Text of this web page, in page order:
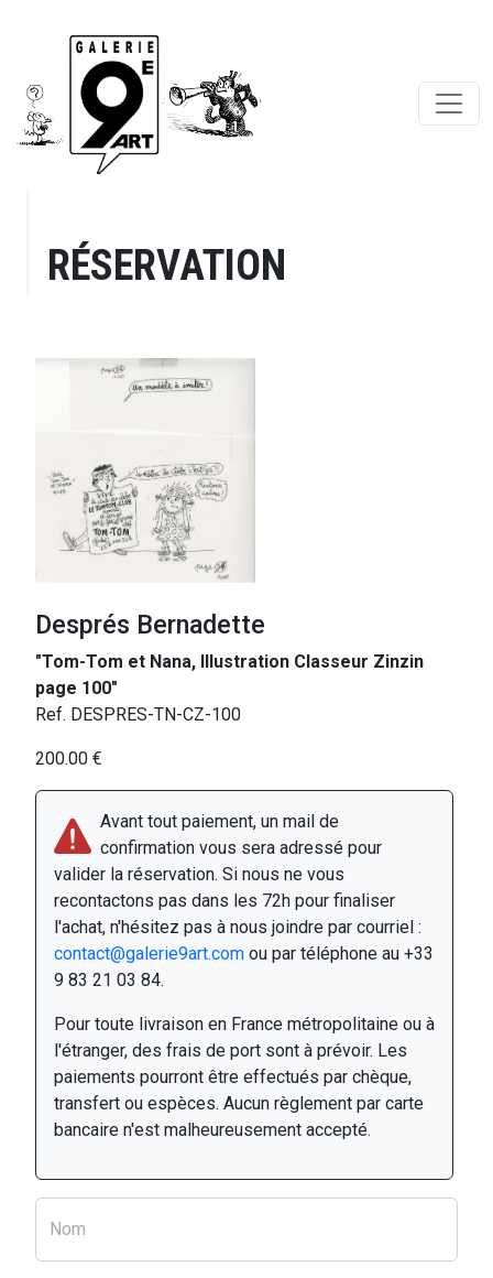
RÉSERVATION
Després Bernadette
"Tom-Tom et Nana, Illustration Classeur Zinzin
page 100"
Ref. DESPRES-TN-CZ-100
200.00 €
Avant tout paiement, un mail de
confirmation vous sera adressé pour
valider la réservation. Si nous ne vous
recontactons pas dans les 72h pour finaliser
l'achat, n'hésitez pas à nous joindre par courriel :
contact@galerie9art.com ou par téléphone au +33
9 83 21 03 84.
Pour toute livraison en France métropolitaine ou à
l'étranger, des frais de port sont à prévoir. Les
paiements pourront être effectués par chèque,
transfert ou espèces. Aucun règlement par carte
bancaire n'est malheureusement accepté.
Nom